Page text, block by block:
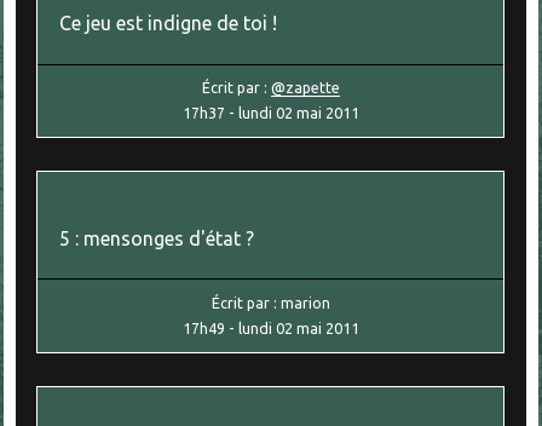
Ce jeu est indigne de toi !
Écrit par : @zapette
17h37 - lundi 02 mai 2011
5 : mensonges d'état ?
Écrit par : marion
17h49 - lundi 02 mai 2011